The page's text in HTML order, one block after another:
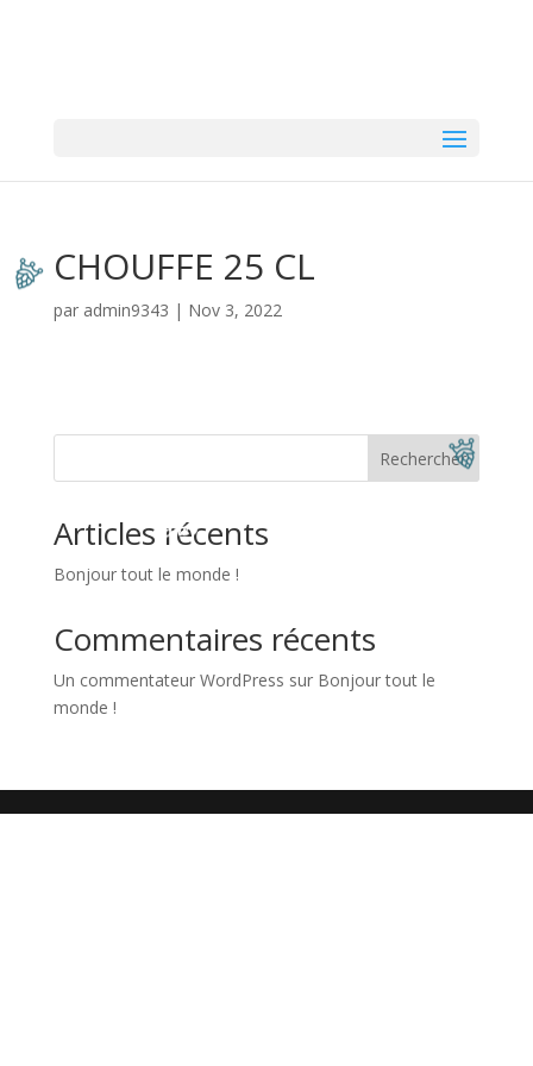
CHOUFFE 25 CL
par admin9343 | Nov 3, 2022
Rechercher
Articles récents
Bonjour tout le monde !
Commentaires récents
Un commentateur WordPress sur Bonjour tout le
monde !